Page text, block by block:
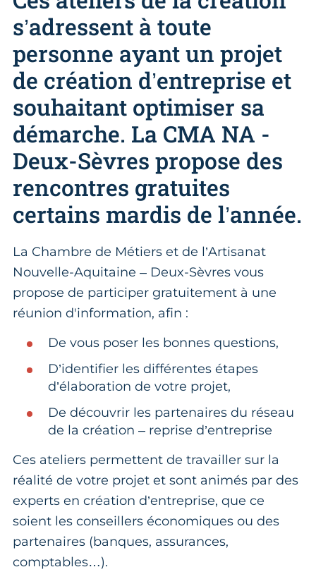
s’adressent à toute
personne ayant un projet
de création d’entreprise et
souhaitant optimiser sa
démarche. La CMA NA -
Deux-Sèvres propose des
rencontres gratuites
certains mardis de l’année.
La Chambre de Métiers et de l’Artisanat
Nouvelle-Aquitaine – Deux-Sèvres vous
propose de participer gratuitement à une
réunion d'information, afin :
De vous poser les bonnes questions,
D’identifier les différentes étapes
d’élaboration de votre projet,
De découvrir les partenaires du réseau
de la création – reprise d’entreprise
Ces ateliers permettent de travailler sur la
réalité de votre projet et sont animés par des
experts en création d’entreprise, que ce
soient les conseillers économiques ou des
partenaires (banques, assurances,
comptables…).